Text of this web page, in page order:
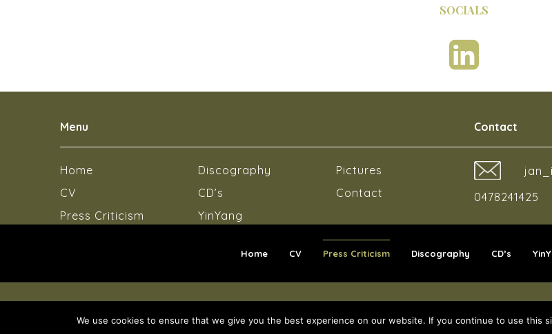
SOCIALS
Menu
Home
CV
Press Criticism
Discography
CD’s
YinYang
Pictures
Contact
Contact
0478241425
Home CV Press Criticism Discography CD’s
We use cookies to ensure that we give you the best experience on our website. If you continue to use this